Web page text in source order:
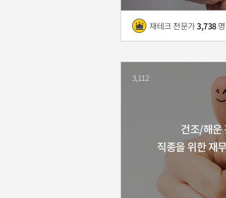
재테크 전문가3,738명
건조/해운
직종을 위한 재
3,112